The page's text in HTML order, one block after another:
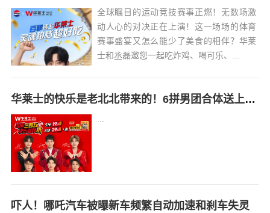
全球瞩目的运动竞技赛事正燃！无数场激
动人心的对决正在上演！这一场场的体育
赛事盛宴又怎么能少了美食的相伴？华莱
士和丞磊邀您一起吃炸鸡、喝可乐、...
华莱士的快乐是老北北带来的！6拼男团合体送上快乐省钱拼
吓人！哪吒汽车被曝新车频繁自动加速和刹车失灵